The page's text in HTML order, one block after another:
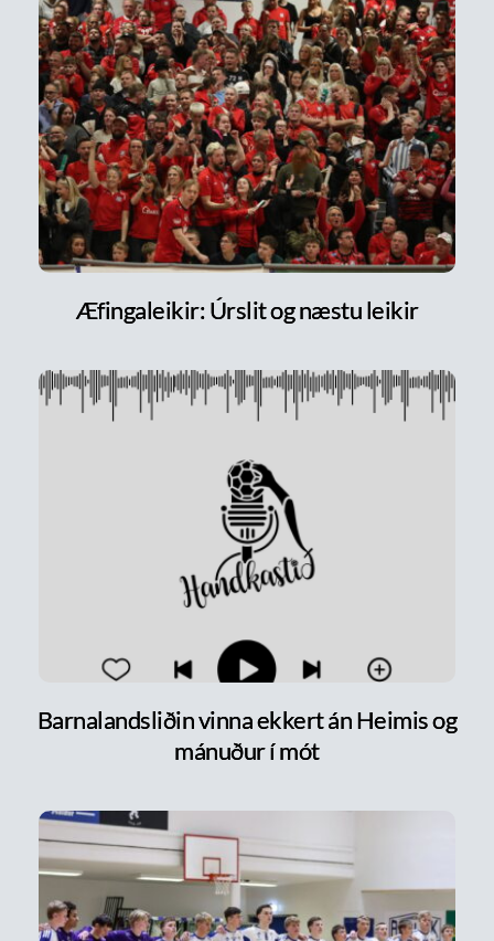
Æfingaleikir: Úrslit og næstu leikir
Barnalandsliðin vinna ekkert án Heimis og
mánuður í mót